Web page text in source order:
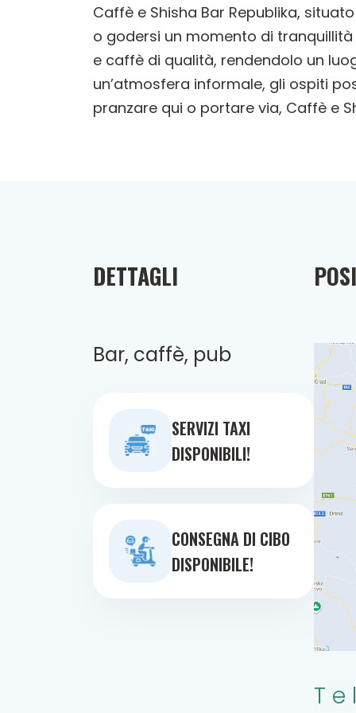
Caffè e Shisha Bar Republika,
o godersi un momento di
e caffè di qualità, rendendolo un
un’atmosfera informale, gli ospiti
pranzare qui o portare via, Caffè e
DETTAGLI
Bar, caffè, pub
SERVIZI TAXI
DISPONIBILI!
CONSEGNA DI CIBO
DISPONIBILE!